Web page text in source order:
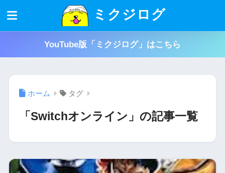
ミクジログ
YouTube版「ミクジログ」はこちら
ホーム タグ
「Switchオンライン」の記事一覧